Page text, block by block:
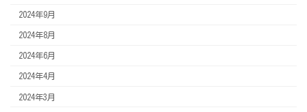
2024年9月
2024年8月
2024年6月
2024年4月
2024年3月